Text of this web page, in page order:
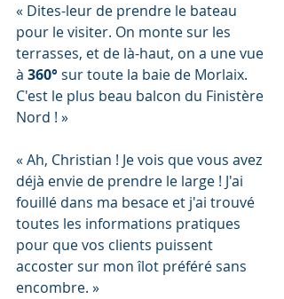
« Dites-leur de prendre le bateau
pour le visiter. On monte sur les
terrasses, et de là-haut, on a une vue
à 360° sur toute la baie de Morlaix.
C'est le plus beau balcon du Finistère
Nord ! »
« Ah, Christian ! Je vois que vous avez
déjà envie de prendre le large ! J'ai
fouillé dans ma besace et j'ai trouvé
toutes les informations pratiques
pour que vos clients puissent
accoster sur mon îlot préféré sans
encombre. »